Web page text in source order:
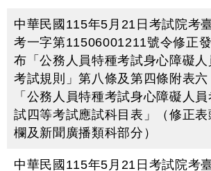
中華民國115年5月21日考試院考
考一字第11506001211號令修正發
布「公務人員特種考試身心障礙人
考試規則」第八條及第四條附表六
「公務人員特種考試身心障礙人員
試四等考試應試科目表」（修正表
欄及新聞廣播類科部分）
中華民國115年5月21日考試院考